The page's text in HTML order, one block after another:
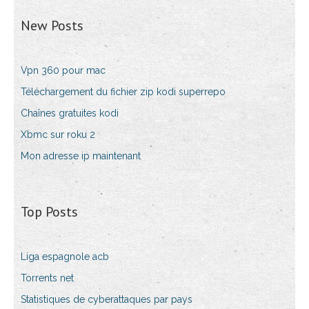
New Posts
Vpn 360 pour mac
Téléchargement du fichier zip kodi superrepo
Chaînes gratuites kodi
Xbmc sur roku 2
Mon adresse ip maintenant
Top Posts
Liga espagnole acb
Torrents net
Statistiques de cyberattaques par pays